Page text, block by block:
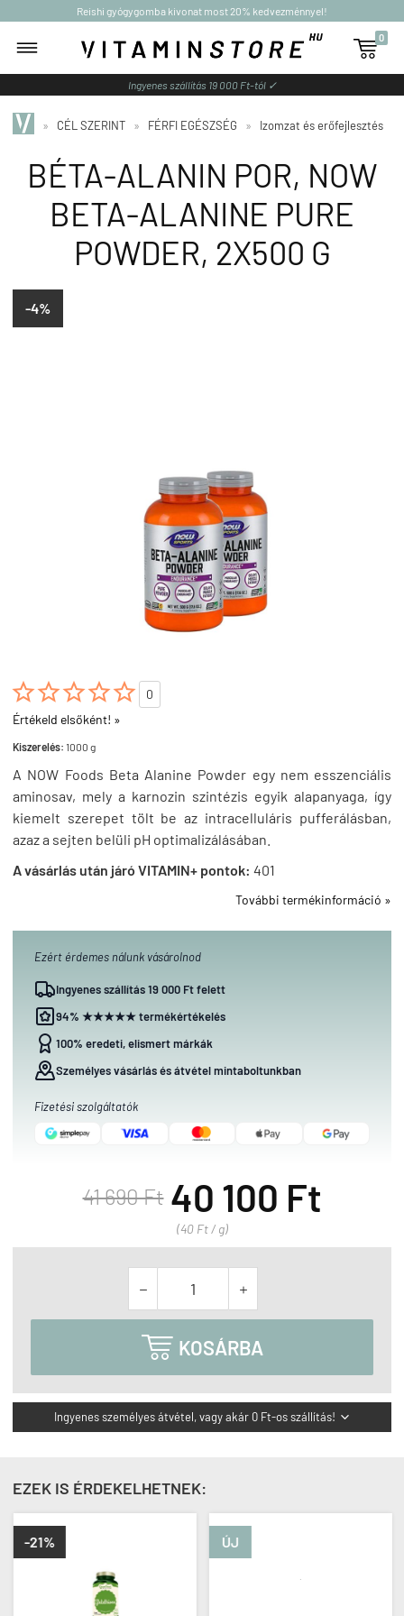
Reishi gyógygomba kivonat most 20% kedvezménnyel!

0
Ingyenes szállítás 19 000 Ft-tól ✓
» CÉL SZERINT » FÉRFI EGÉSZSÉG » Izomzat és erőfejlesztés
BÉTA-ALANIN POR, NOW
BETA-ALANINE PURE
POWDER, 2X500 G
-4%

0
Értékeld elsőként! »
Kiszerelés: 1000 g
A NOW Foods Beta Alanine Powder egy nem esszenciális
aminosav, mely a karnozin szintézis egyik alapanyaga, így
kiemelt szerepet tölt be az intracelluláris pufferálásban,
azaz a sejten belüli pH optimalizálásában.
A vásárlás után járó VITAMIN+ pontok: 401
További termékinformáció »
Ezért érdemes nálunk vásárolnod
Ingyenes szállítás 19 000 Ft felett
94% ★★★★★ termékértékelés
100% eredeti, elismert márkák
Személyes vásárlás és átvétel mintaboltunkban
Fizetési szolgáltatók
41 690 Ft 40 100 Ft
(40 Ft / g)
 
 KOSÁRBA
Ingyenes személyes átvétel, vagy akár 0 Ft-os szállítás! 
EZEK IS ÉRDEKELHETNEK:
-21% ÚJ